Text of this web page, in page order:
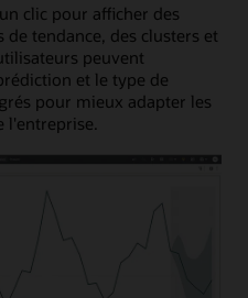
clic pour afficher des
tendance, des clusters et
peuvent
et le type de
pour mieux adapter les
l'entreprise.